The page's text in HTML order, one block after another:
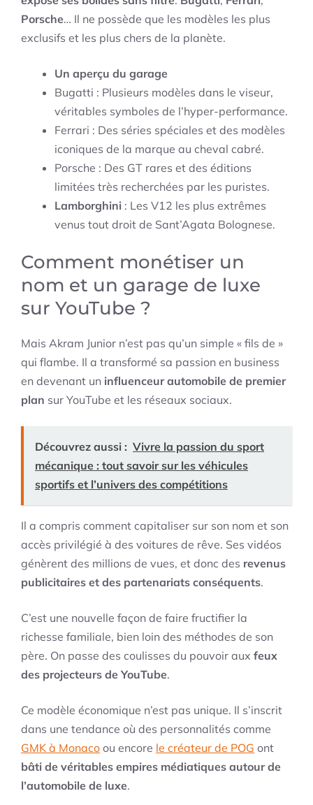
Porsche… Il ne possède que les modèles les plus
exclusifs et les plus chers de la planète.
Un aperçu du garage
Bugatti : Plusieurs modèles dans le viseur,
véritables symboles de l’hyper-performance.
Ferrari : Des séries spéciales et des modèles
iconiques de la marque au cheval cabré.
Porsche : Des GT rares et des éditions
limitées très recherchées par les puristes.
Lamborghini : Les V12 les plus extrêmes
venus tout droit de Sant’Agata Bolognese.
Comment monétiser un
nom et un garage de luxe
sur YouTube ?
Mais Akram Junior n’est pas qu’un simple « fils de »
qui flambe. Il a transformé sa passion en business
en devenant un influenceur automobile de premier
plan sur YouTube et les réseaux sociaux.
Découvrez aussi : Vivre la passion du sport
mécanique : tout savoir sur les véhicules
sportifs et l’univers des compétitions
Il a compris comment capitaliser sur son nom et son
accès privilégié à des voitures de rêve. Ses vidéos
génèrent des millions de vues, et donc des revenus
publicitaires et des partenariats conséquents.
C’est une nouvelle façon de faire fructifier la
richesse familiale, bien loin des méthodes de son
père. On passe des coulisses du pouvoir aux feux
des projecteurs de YouTube.
Ce modèle économique n’est pas unique. Il s’inscrit
dans une tendance où des personnalités comme
GMK à Monaco ou encore le créateur de POG ont
bâti de véritables empires médiatiques autour de
l’automobile de luxe.